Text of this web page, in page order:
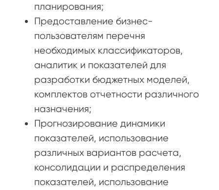
планирования;
Предоставление бизнес-
пользователям перечня
необходимых классификаторов,
аналитик и показателей для
разработки бюджетных моделей,
комплектов отчетности различного
назначения;
Прогнозирование динамики
показателей, использование
различных вариантов расчета,
консолидации и распределения
показателей, использование